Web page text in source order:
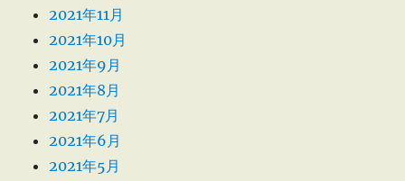
2021年11月
2021年10月
2021年9月
2021年8月
2021年7月
2021年6月
2021年5月